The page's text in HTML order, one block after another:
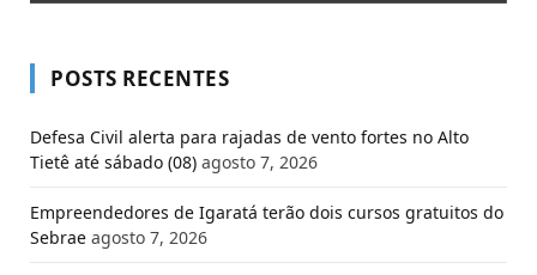
POSTS RECENTES
Defesa Civil alerta para rajadas de vento fortes no Alto
Tietê até sábado (08) agosto 7, 2026
Empreendedores de Igaratá terão dois cursos gratuitos do
Sebrae agosto 7, 2026